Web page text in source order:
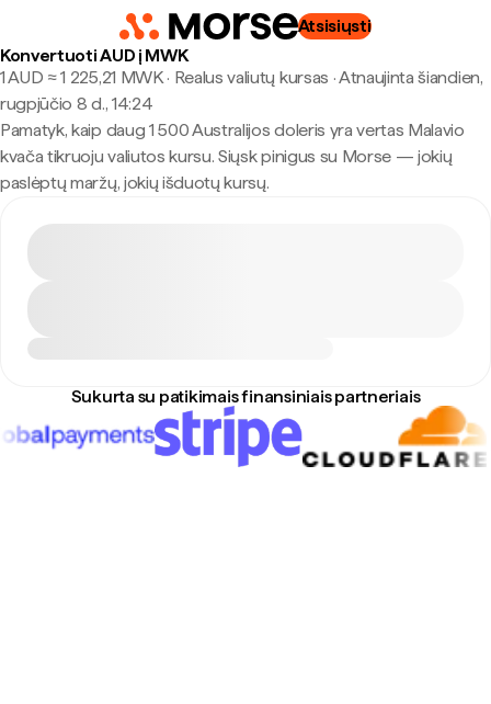
Atsisiųsti
Konvertuoti AUD į MWK
1 AUD ≈ 1 225,21 MWK · Realus valiutų kursas ·Atnaujinta šiandien,
rugpjūčio 8 d., 14:24
Pamatyk, kaip daug 1 500 Australijos doleris yra vertas Malavio
kvača tikruoju valiutos kursu. Siųsk pinigus su Morse — jokių
paslėptų maržų, jokių išduotų kursų.
Sukurta su patikimais finansiniais partneriais